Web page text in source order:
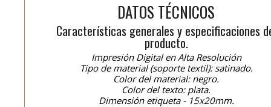
DATOS TÉCNICOS
Características generales y especificaciones
producto.
Impresión Digital en Alta Resolución
Tipo de material (soporte textil): satinado.
Color del material: negro.
Color del texto: plata.
Dimensión etiqueta - 15x20mm.